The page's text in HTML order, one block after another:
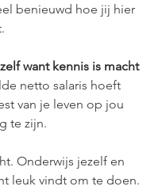
benieuwd hoe jij hier
want kennis is macht
netto salaris hoeft
van je leven op jou
te zijn.
Onderwijs jezelf en
leuk vindt om te doen.